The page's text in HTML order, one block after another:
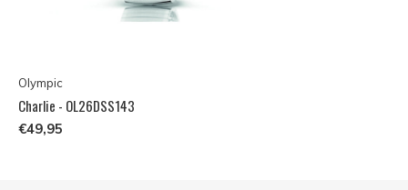
Olympic
Charlie - OL26DSS143
€49,95